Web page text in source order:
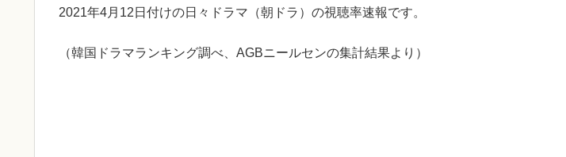
2021年4月12日付けの日々ドラマ（朝ドラ）の視聴率速報です。
（韓国ドラマランキング調べ、AGBニールセンの集計結果より）